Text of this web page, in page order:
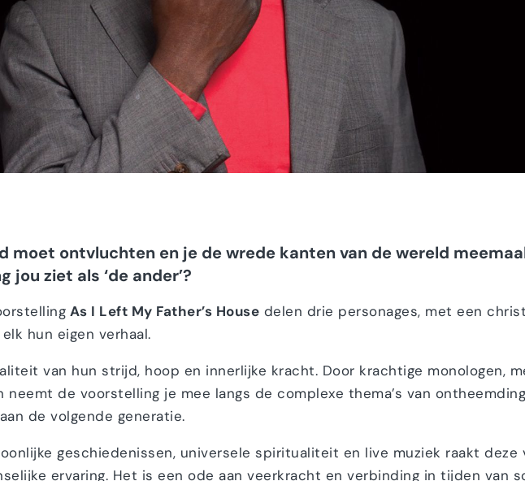
moet ontvluchten en je de wrede kanten van de wereld
jou ziet als ‘de ander’?
As I Left My Father’s House delen drie personages, met een
hun eigen verhaal.
van hun strijd, hoop en innerlijke kracht. Door krachtige monologen,
de voorstelling je mee langs de complexe thema’s van
de volgende generatie.
geschiedenissen, universele spiritualiteit en live muziek raakt deze
ervaring. Het is een ode aan veerkracht en verbinding in tijden van